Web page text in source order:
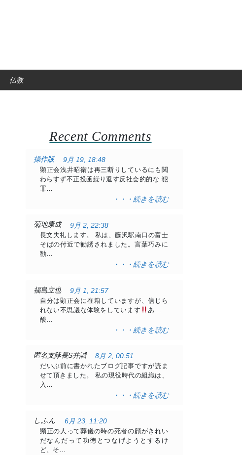
仏教
Recent Comments
操作版
9月 19, 18:48
顕正会浅井昭衛は再三断りしているにも関
わらすず不正投函繰り返す反社会的的な 犯
罪…
・・・続きを読む
菊地康成
9月 2, 22:38
長文失礼します。 私は、藤沢駅南口の富士
そばの付近で勧誘されました。言葉巧みに
勧…
・・・続きを読む
福島立也
9月 1, 21:57
自分は顕正会に在籍していますが、信じら
れない不思議な体験をしています
ある日
酸…
・・・続きを読む
匿名支隊長S井誠
8月 2, 00:51
だいぶ前に書かれたブログ記事ですが読ま
せて頂きました。 私の現役時代の組織は、
入…
・・・続きを読む
しふん
6月 23, 11:20
顕正の人って葬儀の時の死者の顔がきれい
だなんだって功徳とつなげようとするけ
ど、そ…